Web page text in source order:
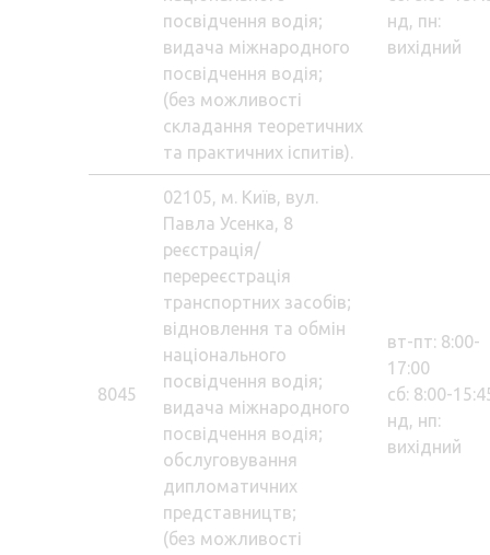
посвідчення водія;
видача міжнародного
посвідчення водія;
(без можливості
складання теоретичних
та практичних іспитів).
нд, пн:
вихідний
8045
02105, м. Київ, вул.
Павла Усенка, 8
реєстрація/
перереєстрація
транспортних засобів;
відновлення та обмін
національного
посвідчення водія;
видача міжнародного
посвідчення водія;
обслуговування
дипломатичних
представництв;
(без можливості
вт-пт: 8:00-
17:00
сб: 8:00-
нд, нп:
вихідний